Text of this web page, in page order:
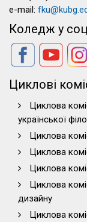
e-mail:
Коледж у
Циклові
Циклова
української
Циклова
Циклова
Циклова
Циклова
дизайну
Циклова